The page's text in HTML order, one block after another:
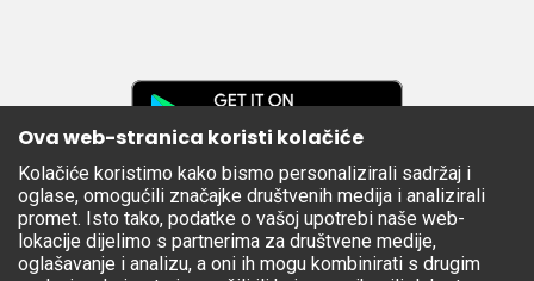
Apple
Store
Ova web-stranica koristi kolačiće
Kolačiće koristimo kako bismo personalizirali sadržaj i
oglase, omogućili značajke društvenih medija i analizirali
promet. Isto tako, podatke o vašoj upotrebi naše web-
lokacije dijelimo s partnerima za društvene medije,
oglašavanje i analizu, a oni ih mogu kombinirati s drugim